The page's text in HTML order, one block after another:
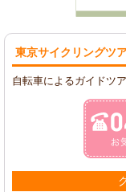
東京サイクリングツ
自転車によるガイドツ